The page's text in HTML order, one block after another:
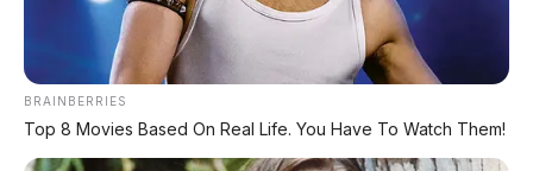
mengajukan paten untuk skutik hidrogen di
Jepang. Bukan sekadar skuter listrik biasa, motor
ini menggunakan
teknologi fuel cellyang
hanya mengeluarkan
Sistem yang dipatenkan Toyota menggunakan
BRAINBERRIES
Top 8 Movies Based On Real Life. You Have To Watch Them!